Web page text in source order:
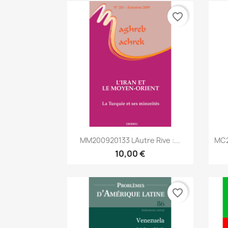
Aperçu rapide
MM200920133 Lautre Rive :...
10,00 €
favorite_border
favorite_border